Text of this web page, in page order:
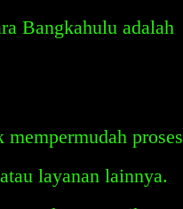
Bangkahulu adalah
proses
layanan lainnya.